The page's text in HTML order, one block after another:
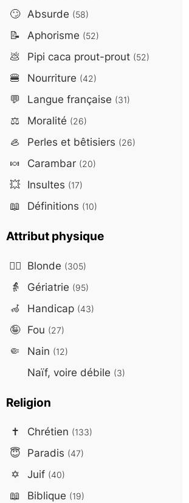
🙄 Absurde (58)
📝 Aphorisme (52)
💩 Pipi caca prout-prout (52)
🍔 Nourriture (42)
💬 Langue française (31)
⚖️ Moralité (26)
🦪 Perles et bêtisiers (26)
🍬 Carambar (20)
💥 Insultes (17)
📖 Définitions (10)
Attribut physique
👱‍♀️ Blonde (305)
👵 Gériatrie (95)
🦽 Handicap (43)
🤪 Fou (27)
🤏 Nain (12)
Naïf, voire débile (3)
Religion
✝️ Chrétien (133)
😇 Paradis (47)
✡️ Juif (40)
📖 Biblique (19)